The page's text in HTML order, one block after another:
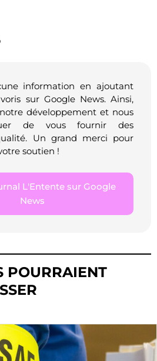
information en ajoutant
sur Google News. Ainsi,
développement et nous
de vous fournir des
Un grand merci pour
soutien !
L'Entente sur Google
News
POURRAIENT